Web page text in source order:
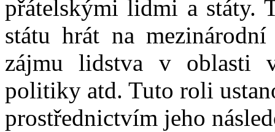
přátelskými lidmi a státy.
státu hrát na
zájmu lidstva v oblasti
politiky atd. Tuto roli
prostřednictvím jeho